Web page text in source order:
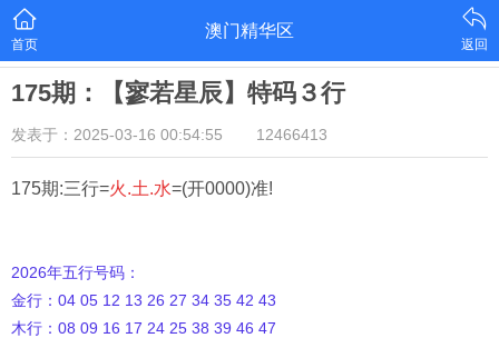
首页
澳门精华区
返回
175期：【寥若星辰】特码３行
发表于：2025-03-16 00:54:55 12466413
175期:三行=火.土.水=(开0000)准!
2026年五行号码：
金行：04 05 12 13 26 27 34 35 42 43
木行：08 09 16 17 24 25 38 39 46 47